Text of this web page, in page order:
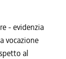
- evidenzia
vocazione
al